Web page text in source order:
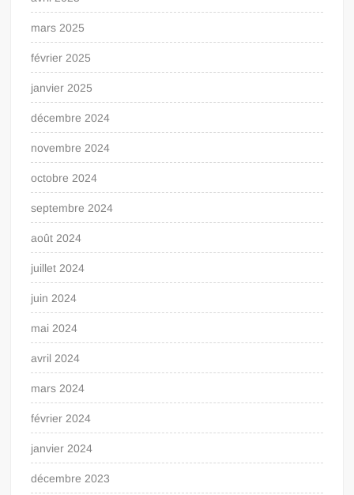
mars 2025
février 2025
janvier 2025
décembre 2024
novembre 2024
octobre 2024
septembre 2024
août 2024
juillet 2024
juin 2024
mai 2024
avril 2024
mars 2024
février 2024
janvier 2024
décembre 2023